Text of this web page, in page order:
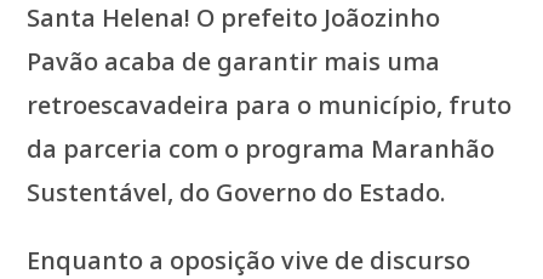
Santa Helena! O prefeito Joãozinho
Pavão acaba de garantir mais uma
retroescavadeira para o município, fruto
da parceria com o programa Maranhão
Sustentável, do Governo do Estado.
Enquanto a oposição vive de discurso